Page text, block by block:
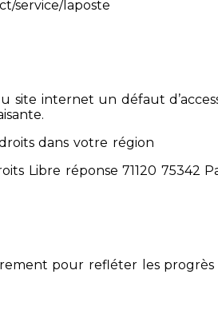
service/laposte
site internet un défaut
dans votre région
Libre réponse 71120 75342
pour refléter les progrès